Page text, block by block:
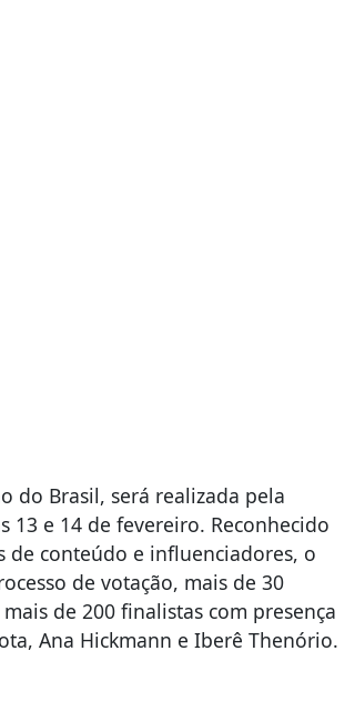
do Brasil, será realizada pela
13 e 14 de fevereiro. Reconhecido
de conteúdo e influenciadores, o
de votação, mais de 30
de 200 finalistas com presença
Ana Hickmann e Iberê Thenório.